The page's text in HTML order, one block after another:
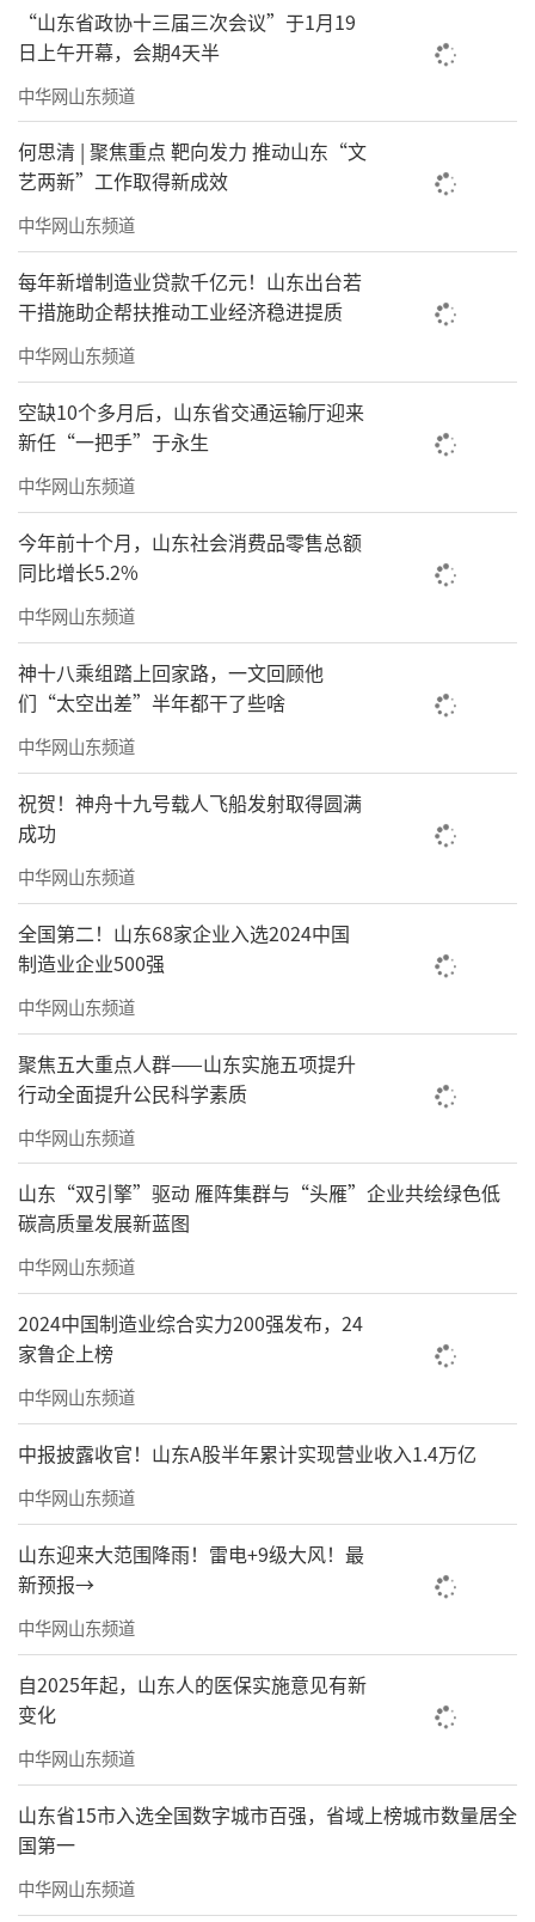
通过线上线下的协同服务
为业主创建温馨、便捷、智慧的美好人居
生活
贴心守护家人的品质生活
“山东省政协十三届三次会议”于1月19
日上午开幕，会期4天半
中华网山东频道
何思清 | 聚焦重点 靶向发力 推动山东“文
艺两新”工作取得新成效
中华网山东频道
每年新增制造业贷款千亿元！山东出台若
干措施助企帮扶推动工业经济稳进提质
中华网山东频道
空缺10个多月后，山东省交通运输厅迎来
新任“一把手”于永生
中华网山东频道
今年前十个月，山东社会消费品零售总额
同比增长5.2%
中华网山东频道
神十八乘组踏上回家路，一文回顾他
们“太空出差”半年都干了些啥
中华网山东频道
祝贺！神舟十九号载人飞船发射取得圆满
成功
中华网山东频道
全国第二！山东68家企业入选2024中国
制造业企业500强
中华网山东频道
聚焦五大重点人群——山东实施五项提升
行动全面提升公民科学素质
中华网山东频道
山东“双引擎”驱动 雁阵集群与“头雁”企业共绘绿色低
碳高质量发展新蓝图
中华网山东频道
2024中国制造业综合实力200强发布，24
家鲁企上榜
中华网山东频道
中报披露收官！山东A股半年累计实现营业收入1.4万亿
中华网山东频道
山东迎来大范围降雨！雷电+9级大风！最
新预报→
中华网山东频道
自2025年起，山东人的医保实施意见有新
变化
中华网山东频道
山东省15市入选全国数字城市百强，省域上榜城市数量居全
国第一
中华网山东频道